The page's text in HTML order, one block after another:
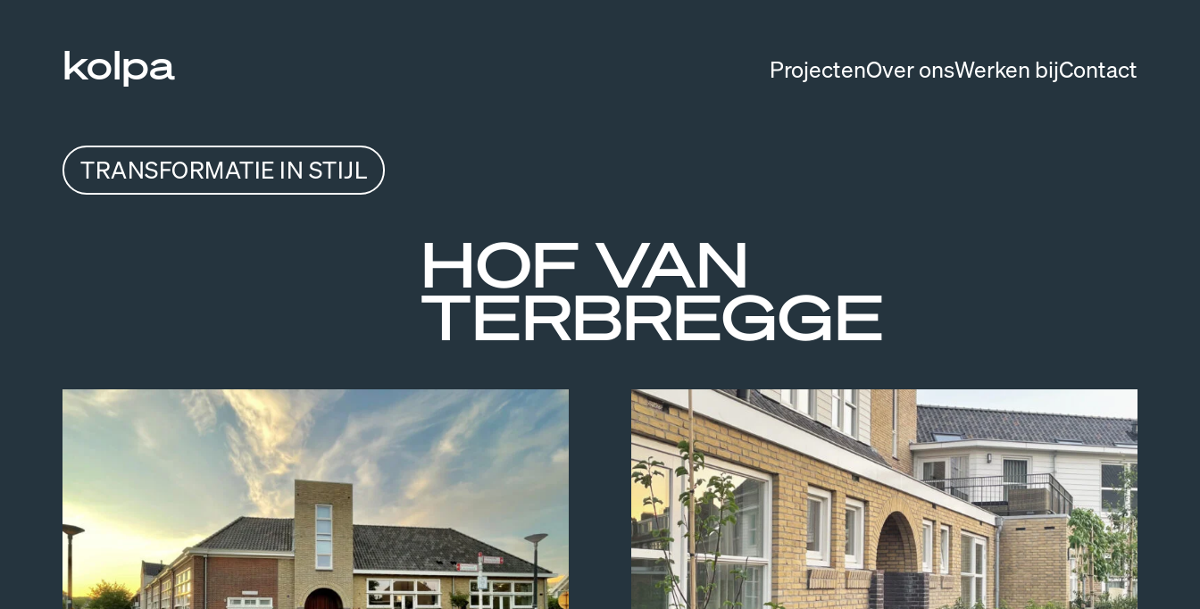
kolpa ProjectenOver onsWerken bijContact
TRANSFORMATIE IN STIJL
HOF VAN
TERBREGGE